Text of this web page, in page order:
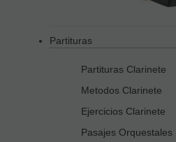
Partituras
Partituras Clarinete
Metodos Clarinete
Ejercicios Clarinete
Pasajes Orquestales